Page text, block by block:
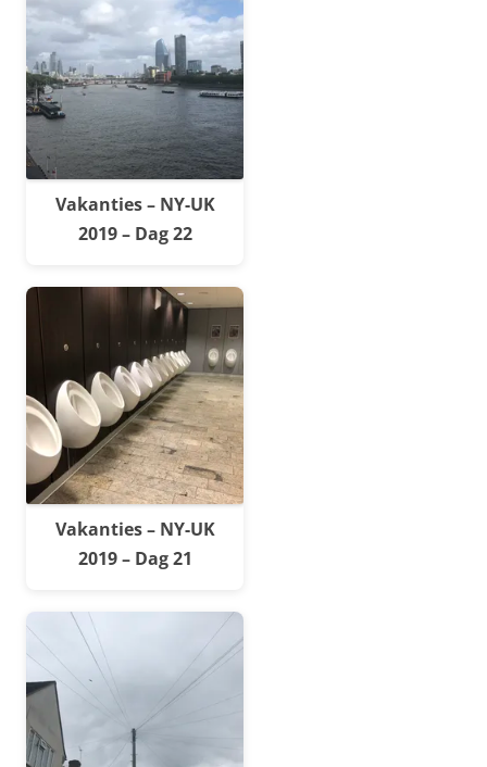
Vakanties – NY-UK
2019 – Dag 22
Vakanties – NY-UK
2019 – Dag 21